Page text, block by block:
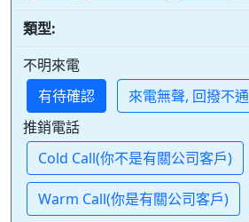
類型:
不明來電
有待確認
來電無聲, 回撥不通
推銷電話
Cold Call(你不是有關公司客戶)
Warm Call(你是有關公司客戶)